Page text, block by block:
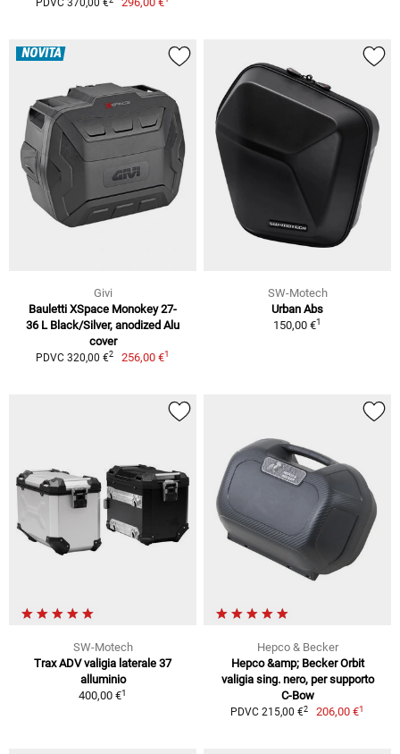
PDVC 370,00 €
NOVITÀ
Givi
Bauletti XSpace Monokey 27-
36 L Black/Silver, anodized Alu
cover
PDVC 320,00 €2 256,00 €1
SW-Motech
Urban Abs
150,00 €1
SW-Motech
Trax ADV valigia laterale 37
alluminio
400,00 €1
Hepco & Becker
Hepco &amp; Becker Orbit
valigia sing. nero, per supporto
C-Bow
PDVC 215,00 €2 206,00 €1